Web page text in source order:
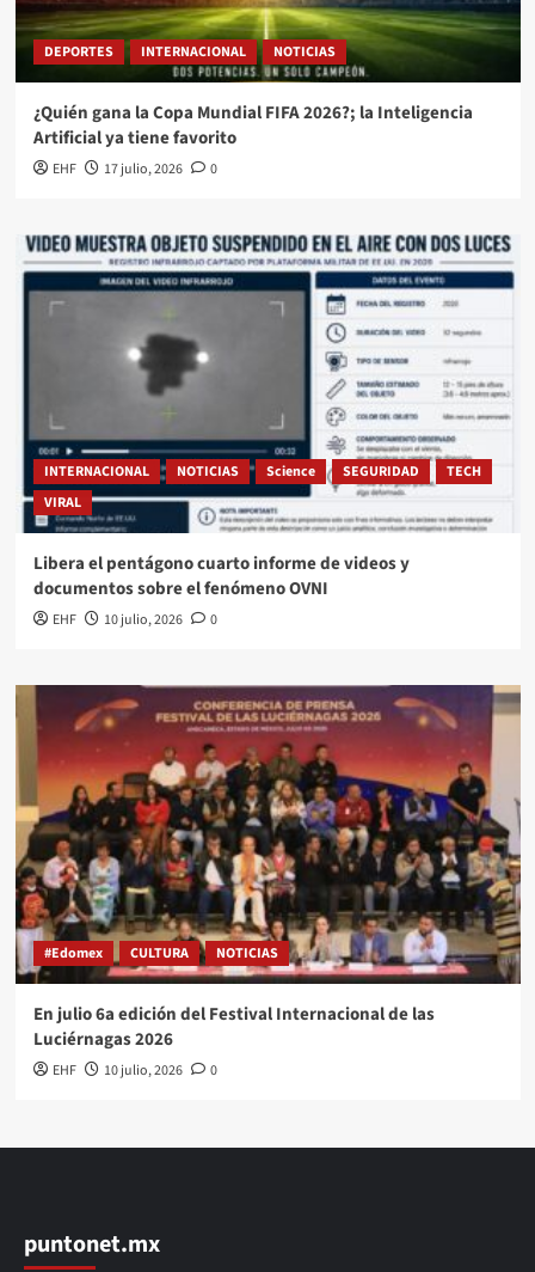
DEPORTES INTERNACIONAL NOTICIAS
¿Quién gana la Copa Mundial FIFA 2026?; la Inteligencia
Artificial ya tiene favorito
EHF 17 julio, 2026 0
INTERNACIONAL NOTICIAS Science SEGURIDAD
TECH
VIRAL
Libera el pentágono cuarto informe de videos y
documentos sobre el fenómeno OVNI
EHF 10 julio, 2026 0
#Edomex CULTURA NOTICIAS
En julio 6a edición del Festival Internacional de las
Luciérnagas 2026
EHF 10 julio, 2026 0
puntonet.mx